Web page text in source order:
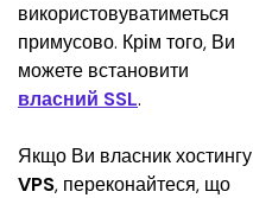
використовуватиметься
примусово. Крім того, Ви
можете встановити
власний SSL.
Якщо Ви власник хостингу
VPS, переконайтеся, що